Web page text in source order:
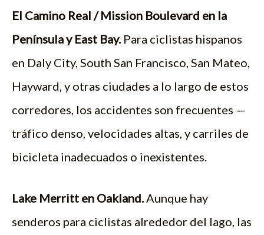
El Camino Real / Mission Boulevard en la
Península y East Bay. Para ciclistas hispanos
en Daly City, South San Francisco, San Mateo,
Hayward, y otras ciudades a lo largo de estos
corredores, los accidentes son frecuentes —
tráfico denso, velocidades altas, y carriles de
bicicleta inadecuados o inexistentes.
Lake Merritt en Oakland. Aunque hay
senderos para ciclistas alrededor del lago, las